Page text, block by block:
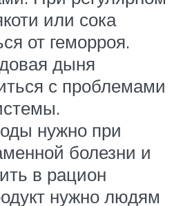
или сока
от геморроя.
дыня
с проблемами
нужно при
болезни и
в рацион
нужно людям